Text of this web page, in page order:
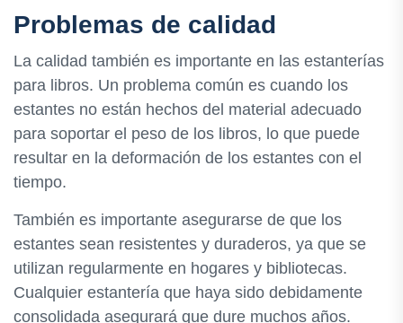
Problemas de calidad
La calidad también es importante en las estanterías
para libros. Un problema común es cuando los
estantes no están hechos del material adecuado
para soportar el peso de los libros, lo que puede
resultar en la deformación de los estantes con el
tiempo.
También es importante asegurarse de que los
estantes sean resistentes y duraderos, ya que se
utilizan regularmente en hogares y bibliotecas.
Cualquier estantería que haya sido debidamente
consolidada asegurará que dure muchos años.